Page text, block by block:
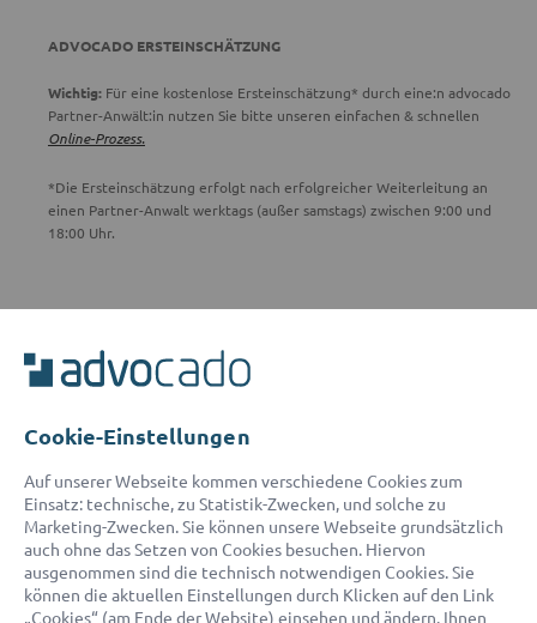
ADVOCADO ERSTEINSCHÄTZUNG
Wichtig: Für eine kostenlose Ersteinschätzung* durch eine:n advocado
Partner-Anwält:in nutzen Sie bitte unseren einfachen & schnellen
Online-Prozess.
*Die Ersteinschätzung erfolgt nach erfolgreicher Weiterleitung an
einen Partner-Anwalt werktags (außer samstags) zwischen 9:00 und
18:00 Uhr.
Unser Serviceteam ist von 8:00 bis 17:00 Uhr für Sie erreichbar.
E-Mail:
service@advocado.com
© 2026 advocado - einfach online den passenden Rechtsanwalt finden
Cookie-Einstellungen
Auf unserer Webseite kommen verschiedene Cookies zum
Einsatz: technische, zu Statistik-Zwecken, und solche zu
Marketing-Zwecken. Sie können unsere Webseite grundsätzlich
auch ohne das Setzen von Cookies besuchen. Hiervon
ausgenommen sind die technisch notwendigen Cookies. Sie
können die aktuellen Einstellungen durch Klicken auf den Link
„Cookies“ (am Ende der Website) einsehen und ändern. Ihnen